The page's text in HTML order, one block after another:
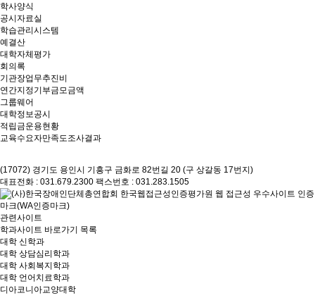
학사양식
공시자료실
학습관리시스템
예결산
대학자체평가
회의록
기관장업무추진비
연간지정기부금모금액
그룹웨어
대학정보공시
적립금운용현황
교육수요자만족도조사결과
(17072) 경기도 용인시 기흥구 금화로 82번길 20 (구 상갈동 17번지)
대표전화 : 031.679.2300 팩스번호 : 031.283.1505
관련사이트
학과사이트 바로가기 목록
대학 신학과
대학 상담심리학과
대학 사회복지학과
대학 언어치료학과
디아코니아교양대학